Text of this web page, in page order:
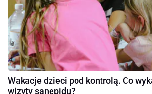
Wakacje dzieci pod kontrolą. Co
wizyty sanepidu?